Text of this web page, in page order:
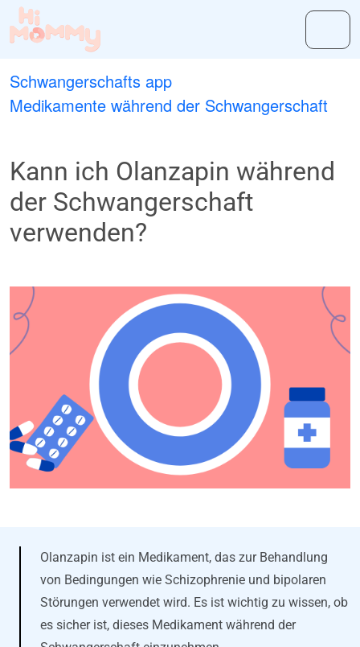
Schwangerschafts app
Medikamente während der Schwangerschaft
Kann ich Olanzapin während
der Schwangerschaft
verwenden?
Olanzapin ist ein Medikament, das zur Behandlung
von Bedingungen wie Schizophrenie und bipolaren
Störungen verwendet wird. Es ist wichtig zu wissen, ob
es sicher ist, dieses Medikament während der